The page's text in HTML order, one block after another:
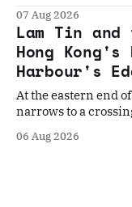
todo cambia. Cinco
los convierte en
07 Aug 2026
Lam Tin
Hong
Harbour's
At the eastern end
narrows to a
history books
06 Aug 2026